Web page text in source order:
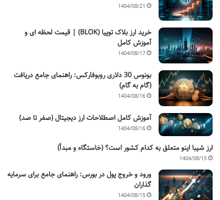
1404/08/21
خرید ارز بلاک توپیا (BLOK) | قیمت لحظه ای و
آموزش کامل
1404/08/17
بونوس 30 دلاری روبوفارکس: راهنمای جامع دریافت
(گام به گام)
1404/08/16
آموزش کامل اصطلاحات ارز دیجیتال (صفر تا صد)
1404/08/16
ارز شیبا اینو متعلق به کدام کشور است؟ (خاستگاه و مبدأ)
1404/08/15
ورود و خروج پول در بورس: راهنمای جامع برای سرمایه
گذاران
1404/08/15